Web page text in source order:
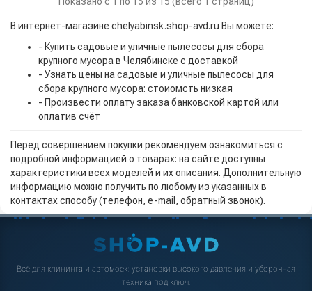
В интернет-магазине chelyabinsk.shop-avd.ru Вы можете:
- Купить садовые и уличные пылесосы для сбора
крупного мусора в Челябинске с доставкой
- Узнать цены на садовые и уличные пылесосы для
сбора крупного мусора: стоиомсть низкая
- Произвести оплату заказа банковской картой или
оплатив счёт
Перед совершением покупки рекомендуем ознакомиться с
подробной информацией о товарах: на сайте доступны
характеристики всех моделей и их описания. Дополнительную
информацию можно получить по любому из указанных в
контактах способу (телефон, e-mail, обратный звонок).
Всё для клининга и автомоек: установки высокого давления и уборочная
техника под ключ.